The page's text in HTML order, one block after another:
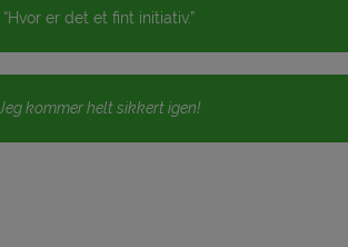
“Hvor er det et fint initiativ.”
Jeg kommer helt sikkert igen!